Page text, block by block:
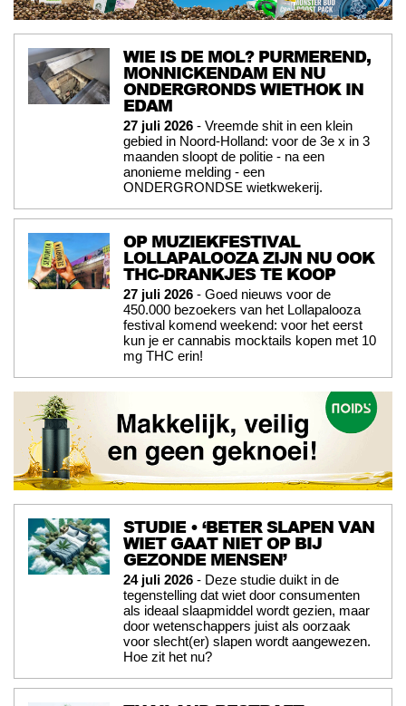
WIE IS DE MOL? PURMEREND,
MONNICKENDAM EN NU
ONDERGRONDS WIETHOK IN
EDAM
27 juli 2026 - Vreemde shit in een klein
gebied in Noord-Holland: voor de 3e x in 3
maanden sloopt de politie - na een
anonieme melding - een
ONDERGRONDSE wietkwekerij.
OP MUZIEKFESTIVAL
LOLLAPALOOZA ZIJN NU OOK
THC-DRANKJES TE KOOP
27 juli 2026 - Goed nieuws voor de
450.000 bezoekers van het Lollapalooza
festival komend weekend: voor het eerst
kun je er cannabis mocktails kopen met 10
mg THC erin!
STUDIE • ‘BETER SLAPEN VAN
WIET GAAT NIET OP BIJ
GEZONDE MENSEN’
24 juli 2026 - Deze studie duikt in de
tegenstelling dat wiet door consumenten
als ideaal slaapmiddel wordt gezien, maar
door wetenschappers juist als oorzaak
voor slecht(er) slapen wordt aangewezen.
Hoe zit het nu?